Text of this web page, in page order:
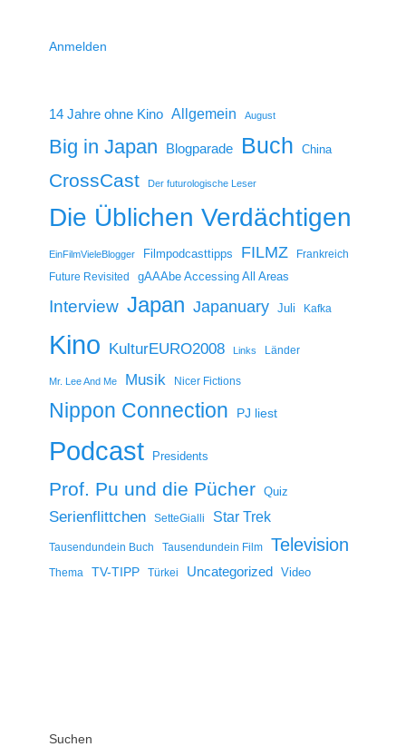
Anmelden
14 Jahre ohne Kino Allgemein August
Big in Japan Blogparade Buch China
CrossCast Der futurologische Leser
Die Üblichen Verdächtigen
EinFilmVieleBlogger Filmpodcasttipps FILMZ
Frankreich
Future Revisited
gAAAbe Accessing All Areas
Interview Japan Japanuary Juli Kafka
Kino KulturEURO2008 Links Länder
Mr. Lee And Me Musik Nicer Fictions
Nippon Connection PJ liest
Podcast Presidents
Prof. Pu und die Pücher Quiz
Serienflittchen SetteGialli Star Trek
Tausendundein Buch Tausendundein Film Television
Thema TV-TIPP Türkei Uncategorized Video
Suchen